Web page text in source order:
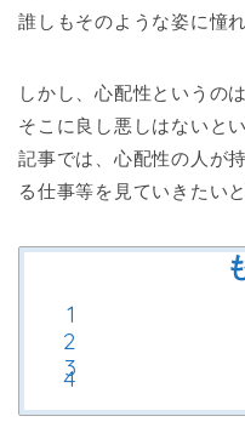
誰しもそのような姿に憧
しかし、心配性というの
そこに良し悪しはないと
記事では、心配性の人が
る仕事等を見ていきたい